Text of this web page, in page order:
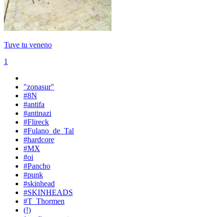
Tuve tu veneno
1
"zonasur"
#8N
#antifa
#antinazi
#Flireck
#Fulano_de_Tal
#hardcore
#MX
#oi
#Pancho
#punk
#skinhead
#SKINHEADS
#T_Thormen
(!)